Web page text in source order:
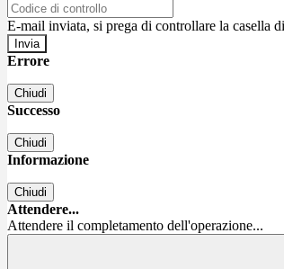
E-mail inviata, si prega di controllare la casella
Errore
Chiudi
Successo
Chiudi
Informazione
Chiudi
Attendere...
Attendere il completamento dell'operazione...